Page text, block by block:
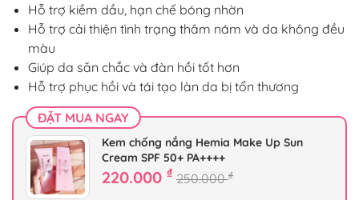
Hỗ trợ kiềm dầu, hạn chế bóng nhờn
Hỗ trợ cải thiện tình trạng thâm nám và da không đều
màu
Giúp da săn chắc và đàn hồi tốt hơn
Hỗ trợ phục hồi và tái tạo làn da bị tổn thương
ĐẶT MUA NGAY
Kem chống nắng Hemia Make Up Sun
Cream SPF 50+ PA++++
220.000 ₫ 250.000₫